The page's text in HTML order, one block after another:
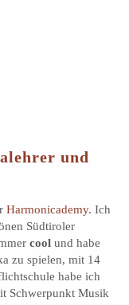
und
Harmonicademy. Ich
Südtiroler
cool und habe
zu spielen, mit 14
habe ich
Schwerpunkt Musik